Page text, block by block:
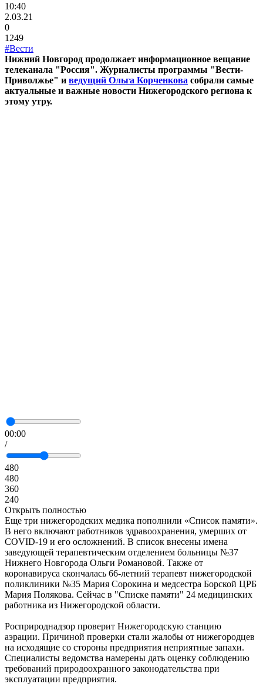
10:40
2.03.21
0
1249
#Вести
Нижний Новгород продолжает информационное вещание
телеканала "Россия". Журналисты программы "Вести-
Приволжье" и ведущий Ольга Корченкова собрали самые
актуальные и важные новости Нижегородского региона к
этому утру.
00:00
/
480
480
360
240
Открыть полностью
Еще три нижегородских медика пополнили «Список памяти».
В него включают работников здравоохранения, умерших от
COVID-19 и его осложнений. В список внесены имена
заведующей терапевтическим отделением больницы №37
Нижнего Новгорода Ольги Романовой. Также от
коронавируса скончалась 66-летний терапевт нижегородской
поликлиники №35 Мария Сорокина и медсестра Борской ЦРБ
Мария Полякова. Сейчас в "Списке памяти" 24 медицинских
работника из Нижегородской области.
Росприроднадзор проверит Нижегородскую станцию
аэрации. Причиной проверки стали жалобы от нижегородцев
на исходящие со стороны предприятия неприятные запахи.
Специалисты ведомства намерены дать оценку соблюдению
требований природоохранного законодательства при
эксплуатации предприятия.